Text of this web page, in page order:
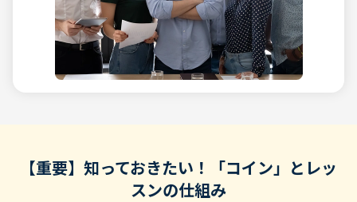
【重要】知っておきたい！「コイン」とレッ
スンの仕組み